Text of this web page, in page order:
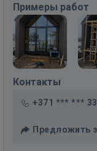
Примеры работ
Контакты
+371 *** *** 33
Предложить